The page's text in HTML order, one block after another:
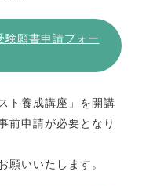
験願書申請フォー
ト養成講座」を開講
前申請が必要となり
願いいたします。